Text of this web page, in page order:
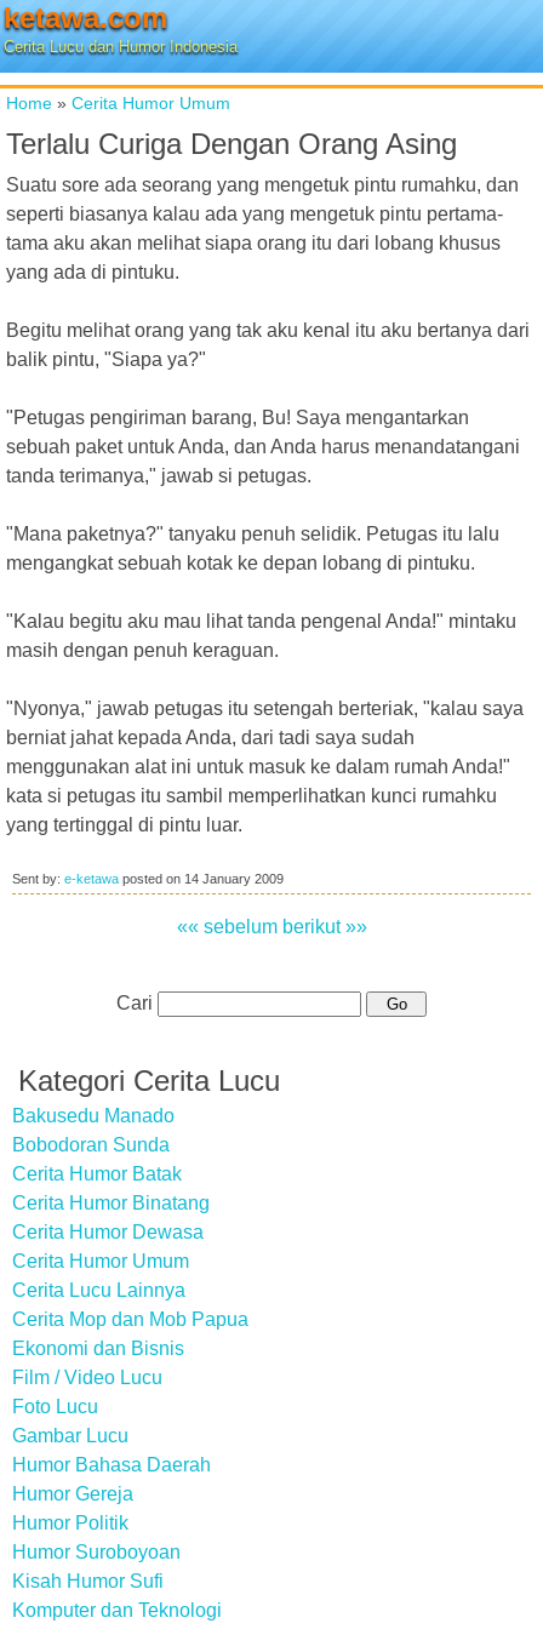
ketawa.com
Cerita Lucu dan Humor Indonesia
Home » Cerita Humor Umum
Terlalu Curiga Dengan Orang Asing
Suatu sore ada seorang yang mengetuk pintu rumahku, dan
seperti biasanya kalau ada yang mengetuk pintu pertama-
tama aku akan melihat siapa orang itu dari lobang khusus
yang ada di pintuku.
Begitu melihat orang yang tak aku kenal itu aku bertanya dari
balik pintu, "Siapa ya?"
"Petugas pengiriman barang, Bu! Saya mengantarkan
sebuah paket untuk Anda, dan Anda harus menandatangani
tanda terimanya," jawab si petugas.
"Mana paketnya?" tanyaku penuh selidik. Petugas itu lalu
mengangkat sebuah kotak ke depan lobang di pintuku.
"Kalau begitu aku mau lihat tanda pengenal Anda!" mintaku
masih dengan penuh keraguan.
"Nyonya," jawab petugas itu setengah berteriak, "kalau saya
berniat jahat kepada Anda, dari tadi saya sudah
menggunakan alat ini untuk masuk ke dalam rumah Anda!"
kata si petugas itu sambil memperlihatkan kunci rumahku
yang tertinggal di pintu luar.
Sent by: e-ketawa posted on 14 January 2009
«« sebelum berikut »»
Cari
Kategori Cerita Lucu
Bakusedu Manado
Bobodoran Sunda
Cerita Humor Batak
Cerita Humor Binatang
Cerita Humor Dewasa
Cerita Humor Umum
Cerita Lucu Lainnya
Cerita Mop dan Mob Papua
Ekonomi dan Bisnis
Film / Video Lucu
Foto Lucu
Gambar Lucu
Humor Bahasa Daerah
Humor Gereja
Humor Politik
Humor Suroboyoan
Kisah Humor Sufi
Komputer dan Teknologi